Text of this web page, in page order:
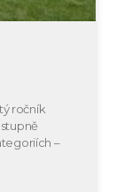
ročník
–